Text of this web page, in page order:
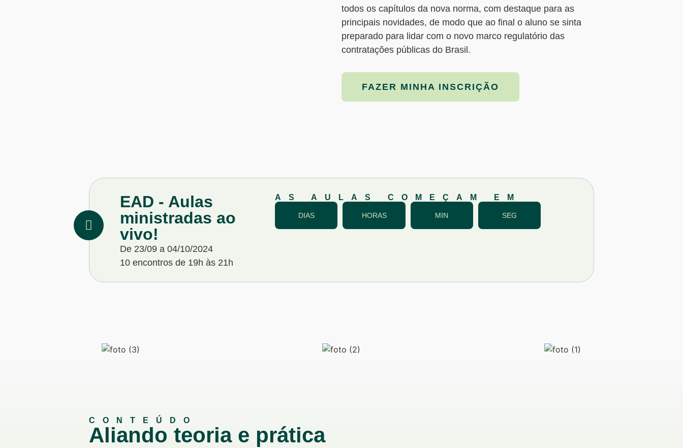
todos os capítulos da nova norma, com destaque para as
principais novidades, de modo que ao final o aluno se sinta
preparado para lidar com o novo marco regulatório das
contratações públicas do Brasil.
FAZER MINHA INSCRIÇÃO
EAD - Aulas
ministradas ao
vivo!
De 23/09 a 04/10/2024
10 encontros de 19h às 21h
AS AULAS COMEÇAM EM
DIAS HORAS MIN SEG
CONTEÚDO
Aliando teoria e prática